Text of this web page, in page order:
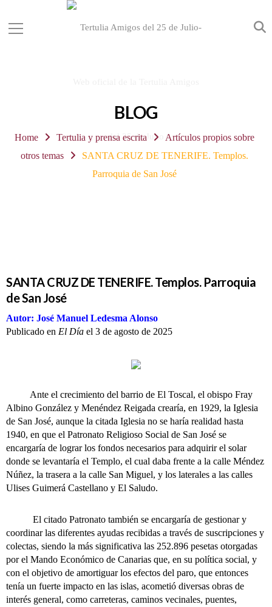
BLOG
Home Tertulia y prensa escrita
Artículos propios sobre
otros temas
SANTA CRUZ DE TENERIFE. Templos.
Parroquia de San José
SANTA CRUZ DE TENERIFE. Templos. Parroquia
de San José
Autor: José Manuel Ledesma Alonso
Publicado en El Día el 3 de agosto de 2025
Ante el crecimiento del barrio de El Toscal, el obispo Fray
Albino González y Menéndez Reigada crearía, en 1929, la Iglesia
de San José, aunque la citada Iglesia no se haría realidad hasta
1940, en que el Patronato Religioso Social de San José se
encargaría de lograr los fondos necesarios para adquirir el solar
donde se levantaría el Templo, el cual daba frente a la calle Méndez
Núñez, la trasera a la calle San Miguel, y los laterales a las calles
Ulises Guimerá Castellano y El Saludo.
El citado Patronato también se encargaría de gestionar y
coordinar las diferentes ayudas recibidas a través de suscripciones y
colectas, siendo la más significativa las 252.896 pesetas otorgadas
por el Mando Económico de Canarias que, en su política social, y
con el objetivo de amortiguar los efectos del paro, que entonces
tenía un fuerte impacto en las islas, acometió diversas obras de
interés general, como carreteras, caminos vecinales, puentes,